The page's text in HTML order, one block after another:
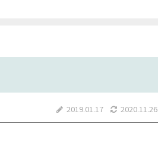
2019.01.17 2020.11.26